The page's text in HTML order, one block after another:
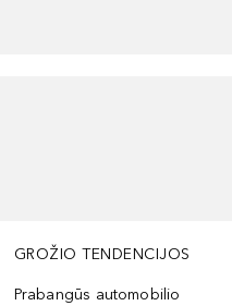
GROŽIO TENDENCIJOS
Prabangūs automobilio